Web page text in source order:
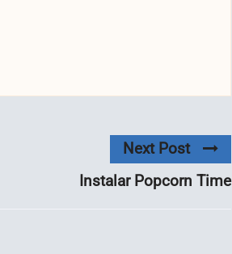
Next Post
Instalar Popcorn Time